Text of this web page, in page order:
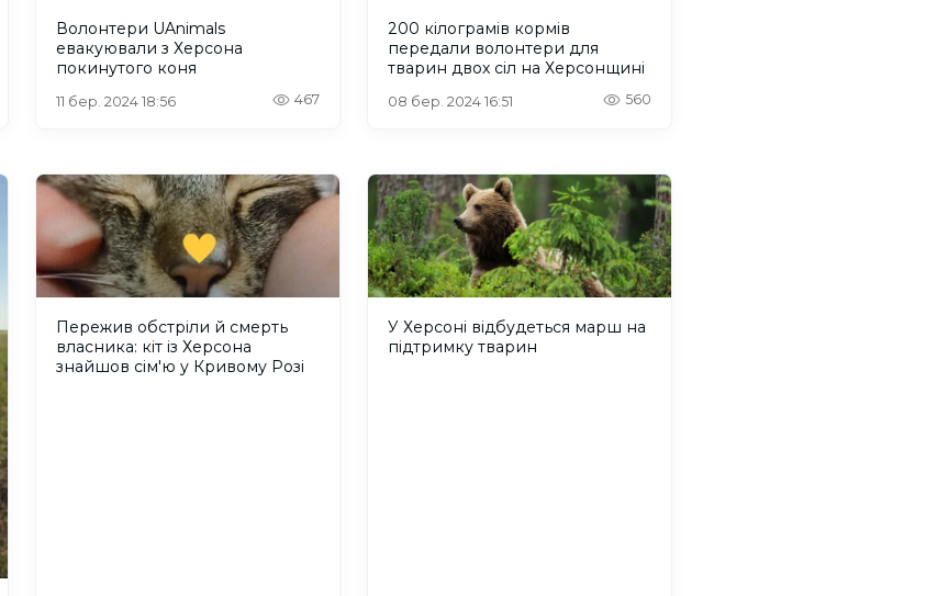
Волонтери UAnimals
евакуювали з Херсона
покинутого коня
11 бер. 2024 18:56 467
200 кілограмів кормів
передали волонтери для
тварин двох сіл на Херсонщині
08 бер. 2024 16:51 560
Пережив обстріли й смерть
власника: кіт із Херсона
знайшов сім'ю у Кривому Розі
У Херсоні відбудеться марш на
підтримку тварин